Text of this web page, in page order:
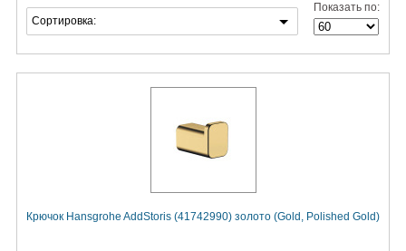
Сортировка:
Показать по:
Крючок Hansgrohe AddStoris (41742990) золото (Gold, Polished Gold)